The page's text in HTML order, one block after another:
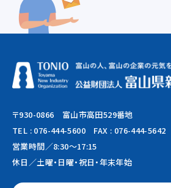
〒930-0866 富山市高田529番地
TEL : 076-444-5600 FAX : 076-444-5642
営業時間／8:30～17:15
休日／土曜・日曜・祝日・年末年始